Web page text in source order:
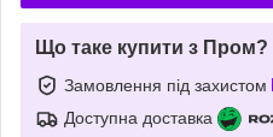
Що таке купити з Пром?
Замовлення під захистом
Доступна доставка